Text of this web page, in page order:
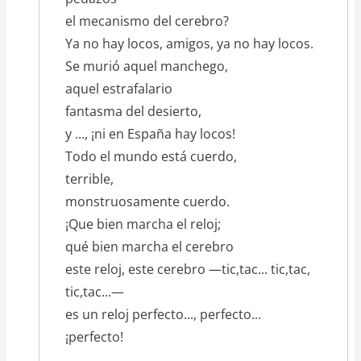
el mecanismo del cerebro?
Ya no hay locos, amigos, ya no hay locos.
Se murió aquel manchego,
aquel estrafalario
fantasma del desierto,
y ..., ¡ni en España hay locos!
Todo el mundo está cuerdo,
terrible,
monstruosamente cuerdo.
¡Que bien marcha el reloj;
qué bien marcha el cerebro
este reloj, este cerebro —tic,tac... tic,tac,
tic,tac...—
es un reloj perfecto..., perfecto...
¡perfecto!